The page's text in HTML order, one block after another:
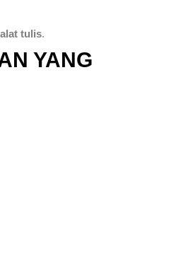
alat tulis.
YANG